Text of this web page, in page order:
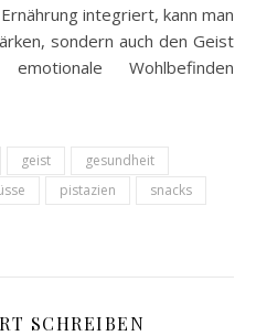
integriert, kann man
sondern auch den Geist
Wohlbefinden
geist
gesundheit
pistazien
snacks
SCHREIBEN